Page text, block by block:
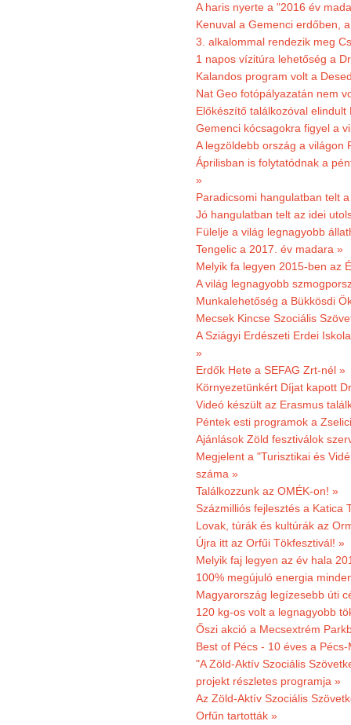
A haris nyerte a "2016 év
Kenuval a Gemenci erdőben,
3. alkalommal rendezik meg
1 napos vízitúra lehetőség a
Kalandos program volt a
Nat Geo fotópályazatán nem
Előkészítő találkozóval
Gemenci kócsagokra figyel a
A legzöldebb ország a világon
Áprilisban is folytatódnak a
»
Paradicsomi hangulatban telt
Jó hangulatban telt az idei
Fülelje a világ legnagyobb
Tengelic a 2017. év madara »
Melyik fa legyen 2015-ben az
A világ legnagyobb
Munkalehetőség a Bükkösdi
Mecsek Kincse Szociális
A Sziágyi Erdészeti Erdei
»
Erdők Hete a SEFAG Zrt-nél »
Környezetünkért Díjat kapott
Videó készült az Erasmus
Péntek esti programok a
Ajánlások Zöld fesztiválok
Megjelent a "Turisztikai és
száma »
Találkozzunk az OMÉK-on! »
Százmilliós fejlesztés a Katica
Lovak, túrák és kultúrák az
Újra itt az Orfűi Tökfesztivál! »
Melyik faj legyen az év hala
100% megújuló energia
Magyarország legízesebb úti
120 kg-os volt a legnagyobb
Őszi akció a Mecsextrém
Best of Pécs - 10 éves a
"A Zöld-Aktív Szociális
projekt részletes programja »
Az Zöld-Aktív Szociális
Orfűn tartották »